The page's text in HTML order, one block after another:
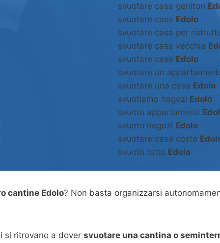
svuotare casa genitori
svuotare casa Edolo
svuotare casa per
svuotare casa vecchia
svuotare case Edolo
svuotare un
svuotare una casa Edolo
svuotiamo negozi Edolo
svuoto appartamenti
svuoto negozi Edolo
svuotare casa costo
svuoto tutto Edolo
cantine Edolo? Non basta organizzarsi
si ritrovano a dover svuotare una cantina o